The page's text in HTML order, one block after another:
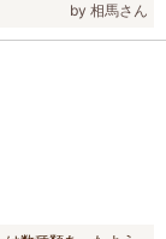
by 相馬さん